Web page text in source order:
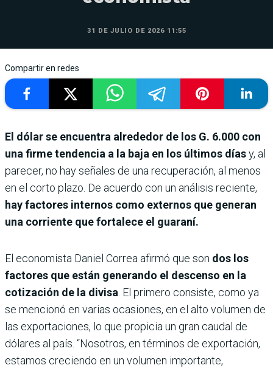
31 DE JULIO DE 2026 11:55
Compartir en redes
El dólar se encuentra alrededor de los G. 6.000 con
una firme tendencia a la baja en los últimos díasy, al
parecer, no hay señales de una recuperación, al menos
en el corto plazo. De acuerdo con un análisis reciente,
hay factores internos como externos que generan
una corriente que fortalece el guaraní.
El economista Daniel Correa afirmó que son dos los
factores que están generando el descenso en la
cotización de la divisa . El primero consiste, como ya
se mencionó en varias ocasiones, en el alto volumen de
las exportaciones, lo que propicia un gran caudal de
dólares al país. “Nosotros, en términos de exportación,
estamos creciendo en un volumen importante,